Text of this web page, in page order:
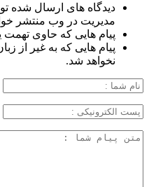
دیدگاه های ارسال شده
مدیریت در وب منتشر
پیام هایی که حاوی تهمت
پیام هایی که به غیر از
نخواهد شد.